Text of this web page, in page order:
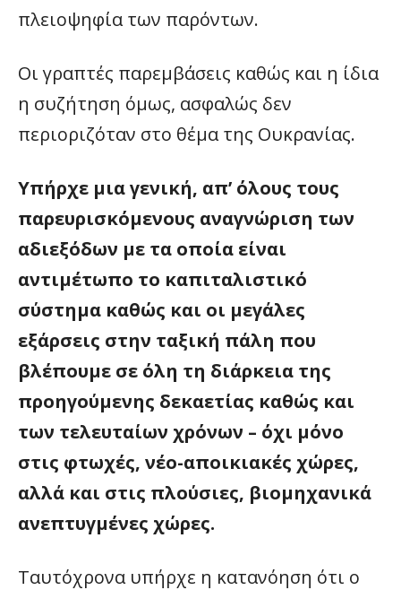
πλειοψηφία των παρόντων.
Οι γραπτές παρεμβάσεις καθώς και η ίδια
η συζήτηση όμως, ασφαλώς δεν
περιοριζόταν στο θέμα της Ουκρανίας.
Υπήρχε μια γενική, απ’ όλους τους
παρευρισκόμενους αναγνώριση των
αδιεξόδων με τα οποία είναι
αντιμέτωπο το καπιταλιστικό
σύστημα καθώς και οι μεγάλες
εξάρσεις στην ταξική πάλη που
βλέπουμε σε όλη τη διάρκεια της
προηγούμενης δεκαετίας καθώς και
των τελευταίων χρόνων – όχι μόνο
στις φτωχές, νέο-αποικιακές χώρες,
αλλά και στις πλούσιες, βιομηχανικά
ανεπτυγμένες χώρες.
Ταυτόχρονα υπήρχε η κατανόηση ότι ο